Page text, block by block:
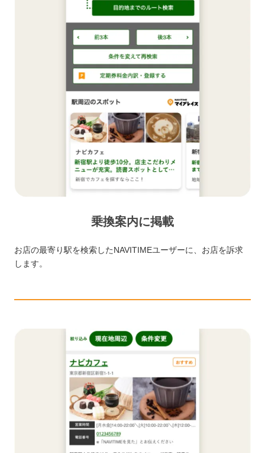
乗換案内に掲載
お店の最寄り駅を検索したNAVITIMEユーザーに、お店を訴求
します。